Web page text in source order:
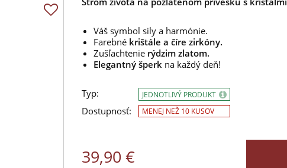
Váš symbol sily a harmónie.
Farebné krištále a číre zirkóny.
Zušľachtenie rýdzim zlatom.
Elegantný šperk na každý deň!
Typ:
Dostupnosť:
JEDNOTLIVÝ PRODUKT
MENEJ NEŽ 10 KUSOV
39,90 €